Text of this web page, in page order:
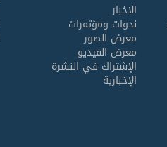
الاخبار
ندوات ومؤتمرات
معرض الصور
معرض الفيديو
الإشتراك في النشرة
الإخبارية